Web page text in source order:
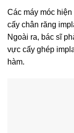
Các máy móc
cấy chân răng
Ngoài ra, bác sĩ
vực cấy ghép
hàm.